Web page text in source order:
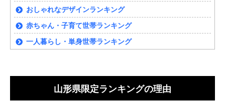
おしゃれなデザインランキング
赤ちゃん・子育て世帯ランキング
一人暮らし・単身世帯ランキング
山形県限定ランキングの理由